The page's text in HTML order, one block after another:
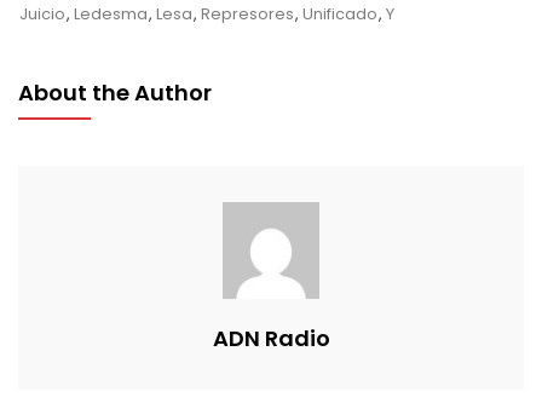
Juicio, Ledesma, Lesa, Represores, Unificado, Y
About the Author
ADN Radio